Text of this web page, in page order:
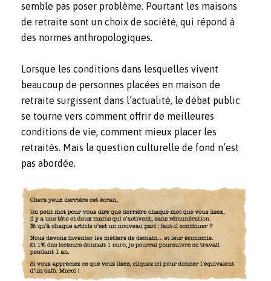
semble pas poser problème. Pourtant les maisons
de retraite sont un choix de société, qui répond à
des normes anthropologiques.
Lorsque les conditions dans lesquelles vivent
beaucoup de personnes placées en maison de
retraite surgissent dans l’actualité, le débat public
se tourne vers comment offrir de meilleures
conditions de vie, comment mieux placer les
retraités. Mais la question culturelle de fond n’est
pas abordée.